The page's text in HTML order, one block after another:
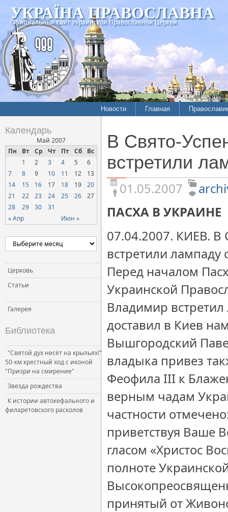
УКРАЇНА ПРАВОСЛАВНА
Официальный сайт Украинской Православной Церкви
Новости
Межконфессиональные
отношения
Нарушения прав
верующих
Официальная хроника
СОЦИАЛЬНОЕ
Церковь и власть
Церковь и общество
Церковь и СМИ
Главная
История
Хроники
Календарь
Май 2007
Пн
Вт Ср Чт Пт Сб Вс
« Апр Июн »
1 2 3 4 5
6
7
8 9 10 11 12
13
14
15 16 17 18 19
20
21
22 23 24 25 26
27
28
29 30 31
Церковь
Статьи
Галерея
Библиотека
"Святой дух несёт на крыльях!"
50-км крестный ход с иконой
"Призри на смирение"
Звезда рождества
К истории автокефального и
филаретовского расколов
В Свято-
встретили
01.05.2007
ПАСХА В УКРАИНЕ
07.04.2007. КИЕВ. В
встретили
Перед началом
Украинской
Владимир
доставил в Киев
Вышгородский
владыка привез
Феофила III к
верным чадам
частности
приветствуя Ваше
гласом «Христос
полноте
принятый от